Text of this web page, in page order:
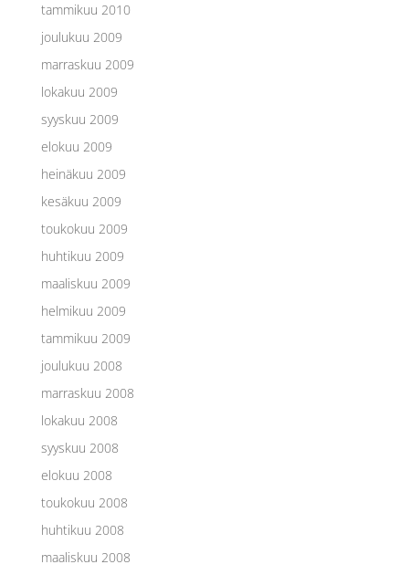
tammikuu 2010
joulukuu 2009
marraskuu 2009
lokakuu 2009
syyskuu 2009
elokuu 2009
heinäkuu 2009
kesäkuu 2009
toukokuu 2009
huhtikuu 2009
maaliskuu 2009
helmikuu 2009
tammikuu 2009
joulukuu 2008
marraskuu 2008
lokakuu 2008
syyskuu 2008
elokuu 2008
toukokuu 2008
huhtikuu 2008
maaliskuu 2008